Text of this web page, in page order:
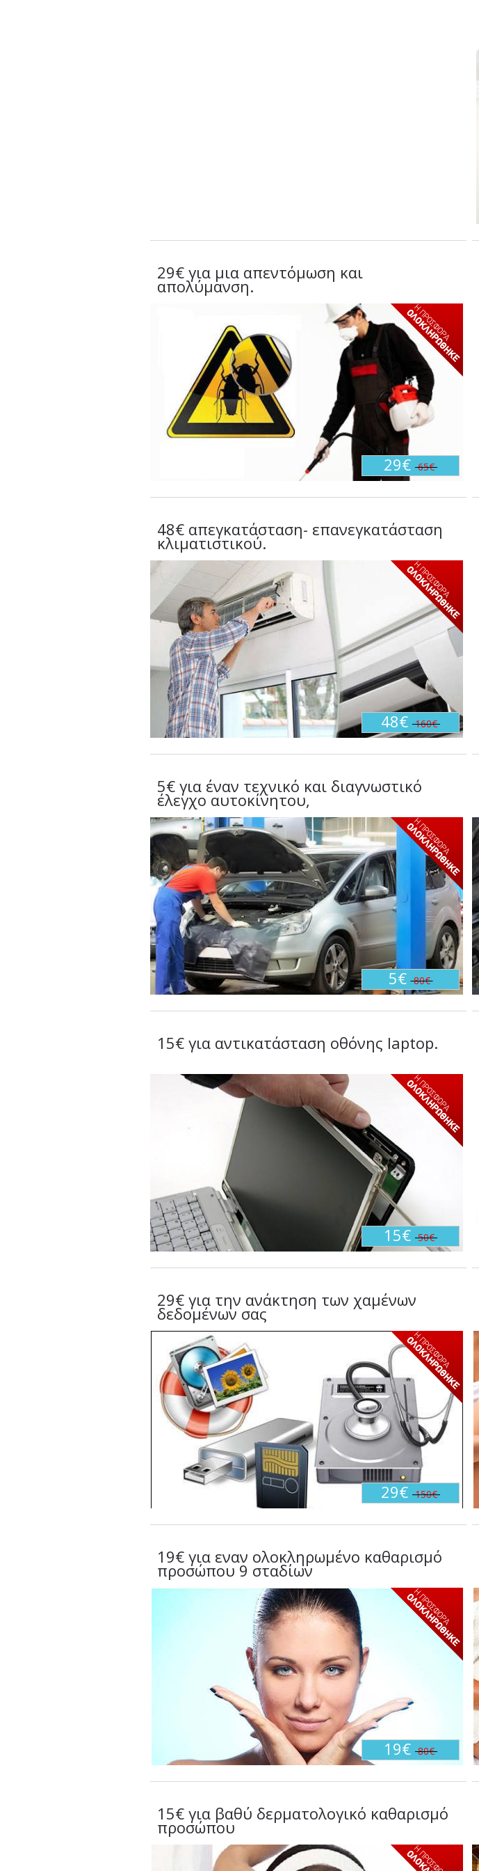
29€ για μια απεντόμωση και
απολύμανση.
29€ 65€
48€ απεγκατάσταση- επανεγκατάσταση
κλιματιστικού.
48€ 160€
5€ για έναν τεχνικό και διαγνωστικό
έλεγχο αυτοκίνητου,
5€80€
15€ για αντικατάσταση οθόνης laptop.
15€ 50€
29€ για την ανάκτηση των χαμένων
δεδομένων σας
29€ 150€
19€ για εναν ολοκληρωμένο καθαρισμό
προσώπου 9 σταδίων
19€ 80€
15€ για βαθύ δερματολογικό καθαρισμό
προσώπου